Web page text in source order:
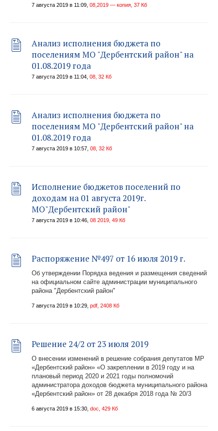
7 августа 2019 в 11:09, 08,2019 — копия, 37 Кб
Анализ исполнения бюджета по
поселениям МО "Дербентский район" на
01.08.2019 года
7 августа 2019 в 11:04, 08, 32 Кб
Анализ исполнения бюджета по
поселениям МО "Дербентский район" на
01.08.2019 года
7 августа 2019 в 10:57, 08, 32 Кб
Исполнение бюджетов поселений по
доходам на 01 августа 2019г.
МО"Дербентский район"
7 августа 2019 в 10:46, 08 2019, 49 Кб
Распоряжение №497 от 16 июля 2019 г.
Об утверждении Порядка ведения и размещения сведений
на официальном сайте администрации муниципального
района "Дербентский район"
7 августа 2019 в 10:29, pdf, 2408 Кб
Решение 24/2 от 23 июля 2019
О внесении изменений в решение собрания депутатов МР
«Дербентский район» «О закреплении в 2019 году и на
плановый период 2020 и 2021 годы полномочий
администратора доходов бюджета муниципального района
«Дербентский район» от 28 декабря 2018 года № 20/3
6 августа 2019 в 15:30, doc, 429 Кб